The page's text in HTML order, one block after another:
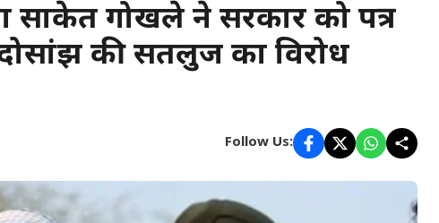
साकेत गोखले ने सरकार को पत्र
की सतलुज का विरोध
Follow Us: